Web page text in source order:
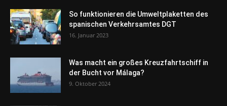
So funktionieren die Umweltplaketten des
spanischen Verkehrsamtes DGT
16. Januar 2023
Was macht ein großes Kreuzfahrtschiff in
der Bucht vor Málaga?
9. Oktober 2024